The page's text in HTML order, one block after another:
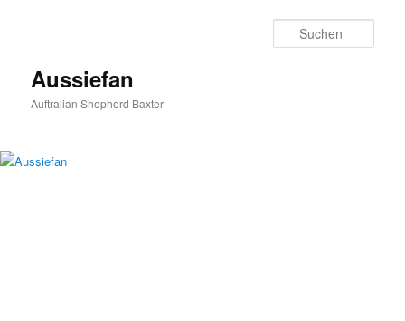
Aussiefan
Auftralian Shepherd Baxter